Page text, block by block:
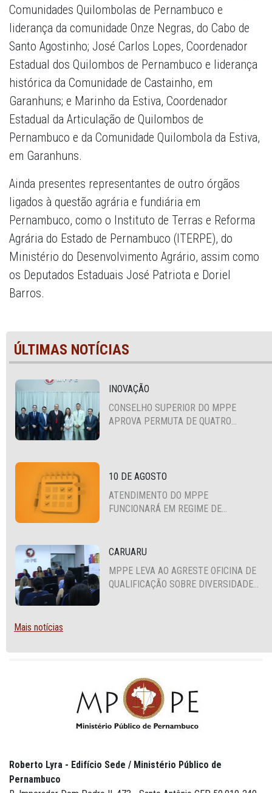
Comunidades Quilombolas de Pernambuco e
liderança da comunidade Onze Negras, do Cabo de
Santo Agostinho; José Carlos Lopes, Coordenador
Estadual dos Quilombos de Pernambuco e liderança
histórica da Comunidade de Castainho, em
Garanhuns; e Marinho da Estiva, Coordenador
Estadual da Articulação de Quilombos de
Pernambuco e da Comunidade Quilombola da Estiva,
em Garanhuns.
Ainda presentes representantes de outro órgãos
ligados à questão agrária e fundiária em
Pernambuco, como o Instituto de Terras e Reforma
Agrária do Estado de Pernambuco (ITERPE), do
Ministério do Desenvolvimento Agrário, assim como
os Deputados Estaduais José Patriota e Doriel
Barros.
ÚLTIMAS NOTÍCIAS
INOVAÇÃO
CONSELHO SUPERIOR DO MPPE
APROVA PERMUTA DE QUATRO
10 DE AGOSTO
ATENDIMENTO DO MPPE
FUNCIONARÁ EM REGIME DE
CARUARU
MPPE LEVA AO AGRESTE OFICINA DE
QUALIFICAÇÃO SOBRE DIVERSIDADE
Mais notícias
Roberto Lyra - Edifício Sede / Ministério Público de
Pernambuco